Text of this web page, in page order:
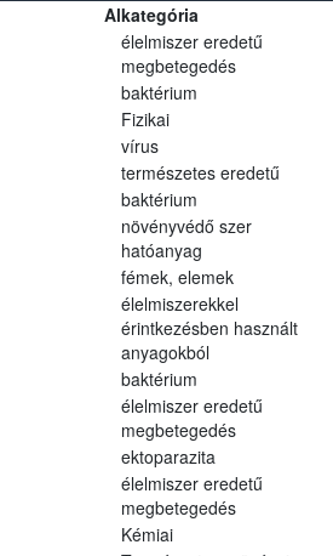
Alkategória
élelmiszer eredetű
megbetegedés
baktérium
Fizikai
vírus
természetes eredetű
baktérium
növényvédő szer
hatóanyag
fémek, elemek
élelmiszerekkel
érintkezésben használt
anyagokból
baktérium
élelmiszer eredetű
megbetegedés
ektoparazita
élelmiszer eredetű
megbetegedés
Kémiai